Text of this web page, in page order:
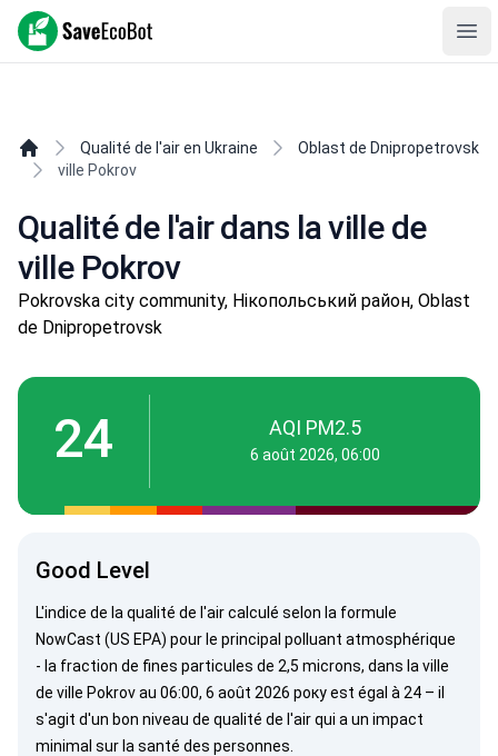
SaveEcoBot
Qualité de l'air en Ukraine
Oblast de Dnipropetrovsk
ville Pokrov
Qualité de l'air dans la ville de
ville Pokrov
Pokrovska city community, Нікопольський район, Oblast
de Dnipropetrovsk
24 AQI PM2.5
6 août 2026, 06:00
Good Level
L'indice de la qualité de l'air calculé selon la formule
NowCast (US EPA) pour le principal polluant atmosphérique
- la fraction de fines particules de 2,5 microns, dans la ville
de ville Pokrov au 06:00, 6 août 2026 року est égal à 24 – il
s'agit d'un bon niveau de qualité de l'air qui a un impact
minimal sur la santé des personnes.